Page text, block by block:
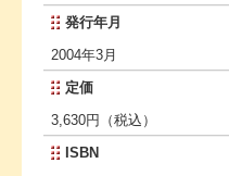
発行年月
2004年3月
定価
3,630円（税込）
ISBN